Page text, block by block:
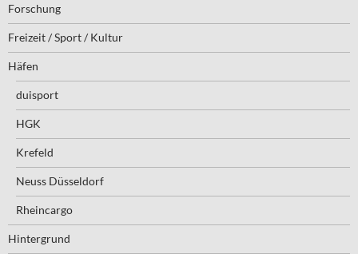
Forschung
Freizeit / Sport / Kultur
Häfen
duisport
HGK
Krefeld
Neuss Düsseldorf
Rheincargo
Hintergrund